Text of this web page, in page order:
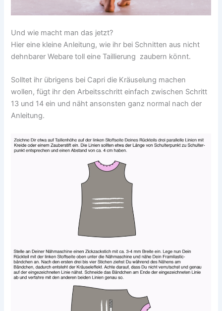
Und wie macht man das jetzt?
Hier eine kleine Anleitung, wie ihr bei Schnitten aus nicht
dehnbarer Webare toll eine Taillierung zaubern könnt.
Solltet ihr übrigens bei Capri die Kräuselung machen
wollen, fügt ihr den Arbeitsschritt einfach zwischen Schritt
13 und 14 ein und näht ansonsten ganz normal nach der
Anleitung.